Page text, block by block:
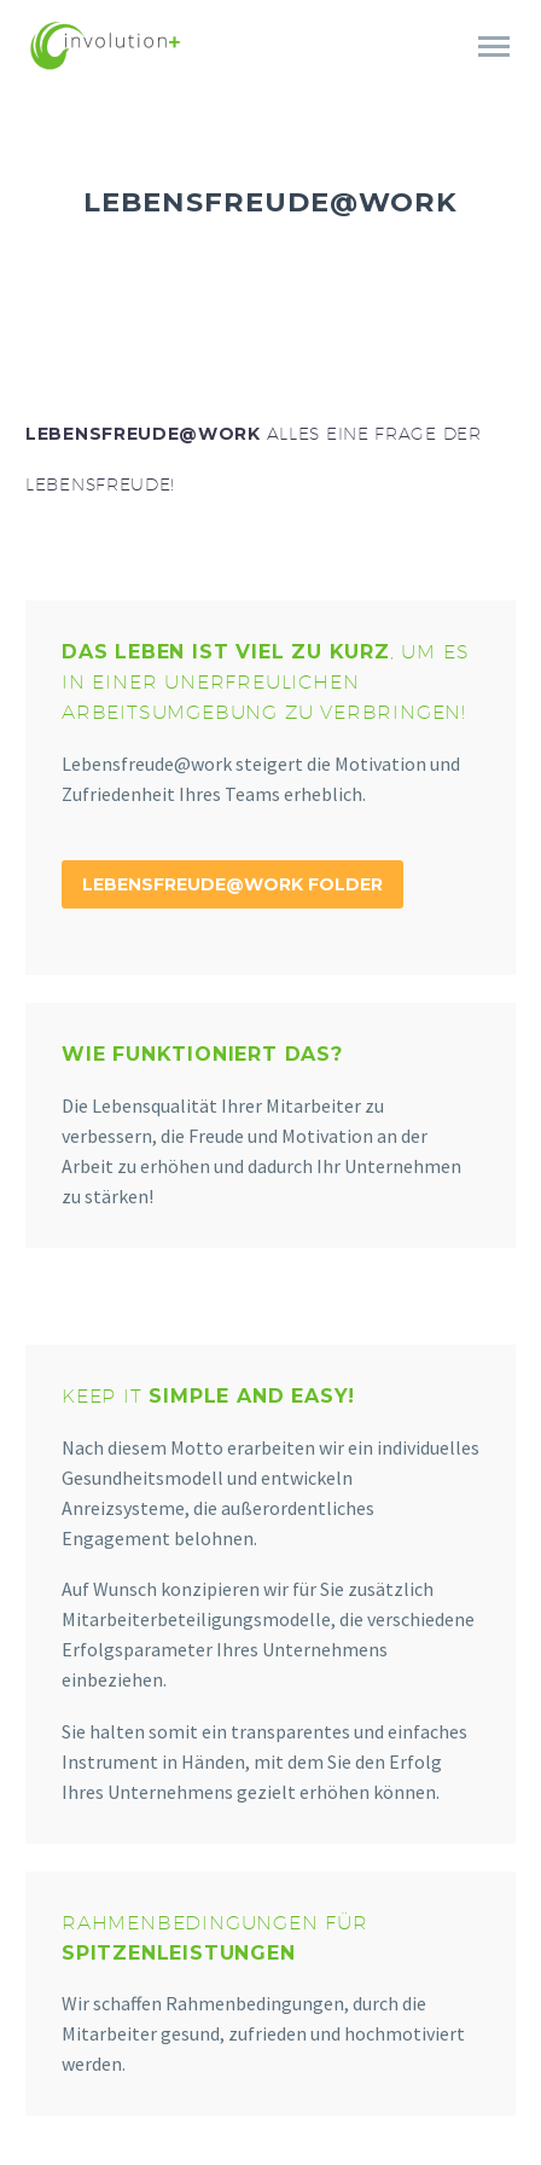
LEBENSFREUDE@WORK
LEBENSFREUDE@WORK ALLES EINE FRAGE DER
LEBENSFREUDE!
DAS LEBEN IST VIEL ZU KURZ, UM ES
IN EINER UNERFREULICHEN
ARBEITSUMGEBUNG ZU VERBRINGEN!
Lebensfreude@work steigert die Motivation und
Zufriedenheit Ihres Teams erheblich.
LEBENSFREUDE@WORK FOLDER
WIE FUNKTIONIERT DAS?
Die Lebensqualität Ihrer Mitarbeiter zu
verbessern, die Freude und Motivation an der
Arbeit zu erhöhen und dadurch Ihr Unternehmen
zu stärken!
KEEP IT SIMPLE AND EASY!
Nach diesem Motto erarbeiten wir ein individuelles
Gesundheitsmodell und entwickeln
Anreizsysteme, die außerordentliches
Engagement belohnen.
Auf Wunsch konzipieren wir für Sie zusätzlich
Mitarbeiterbeteiligungsmodelle, die verschiedene
Erfolgsparameter Ihres Unternehmens
einbeziehen.
Sie halten somit ein transparentes und einfaches
Instrument in Händen, mit dem Sie den Erfolg
Ihres Unternehmens gezielt erhöhen können.
RAHMENBEDINGUNGEN FÜR
SPITZENLEISTUNGEN
Wir schaffen Rahmenbedingungen, durch die
Mitarbeiter gesund, zufrieden und hochmotiviert
werden.